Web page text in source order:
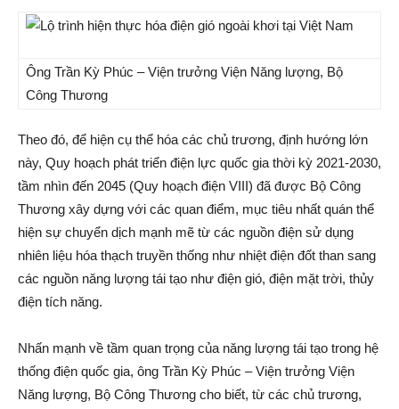
Ông Trần Kỳ Phúc – Viện trưởng Viện Năng lượng, Bộ
Công Thương
Theo đó, để hiện cụ thể hóa các chủ trương, định hướng lớn
này, Quy hoạch phát triển điện lực quốc gia thời kỳ 2021-2030,
tầm nhìn đến 2045 (Quy hoạch điện VIII) đã được Bộ Công
Thương xây dựng với các quan điểm, mục tiêu nhất quán thể
hiện sự chuyển dịch mạnh mẽ từ các nguồn điện sử dụng
nhiên liệu hóa thạch truyền thống như nhiệt điện đốt than sang
các nguồn năng lượng tái tạo như điện gió, điện mặt trời, thủy
điện tích năng.
Nhấn mạnh về tầm quan trọng của năng lượng tái tạo trong hệ
thống điện quốc gia, ông Trần Kỳ Phúc – Viện trưởng Viện
Năng lượng, Bộ Công Thương cho biết, từ các chủ trương,